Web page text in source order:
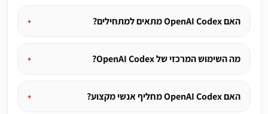
האם OpenAI Codex מתאים למתחילים?
מה השימוש המרכזי של OpenAI Codex?
האם OpenAI Codex מחליף אנשי מקצוע?